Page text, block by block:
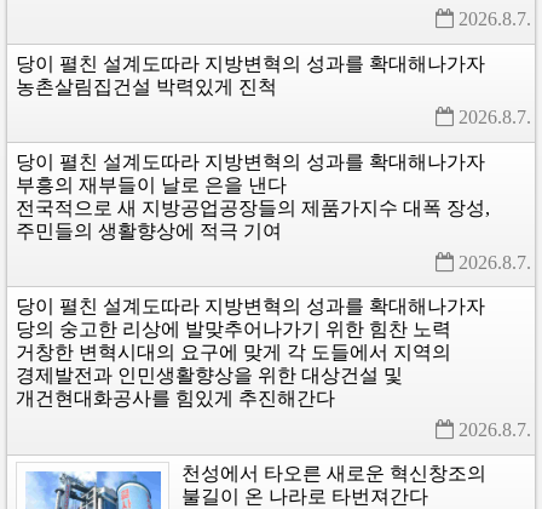
2026.8.7.
당이 펼친 설계도따라 지방변혁의 성과를 확대해나가자
농촌살림집건설 박력있게 진척
2026.8.7.
당이 펼친 설계도따라 지방변혁의 성과를 확대해나가자
부흥의 재부들이 날로 은을 낸다
전국적으로 새 지방공업공장들의 제품가지수 대폭 장성,
주민들의 생활향상에 적극 기여
2026.8.7.
당이 펼친 설계도따라 지방변혁의 성과를 확대해나가자
당의 숭고한 리상에 발맞추어나가기 위한 힘찬 노력
거창한 변혁시대의 요구에 맞게 각 도들에서 지역의
경제발전과 인민생활향상을 위한 대상건설 및
개건현대화공사를 힘있게 추진해간다
2026.8.7.
천성에서 타오른 새로운 혁신창조의
불길이
온 나라로 타번져간다